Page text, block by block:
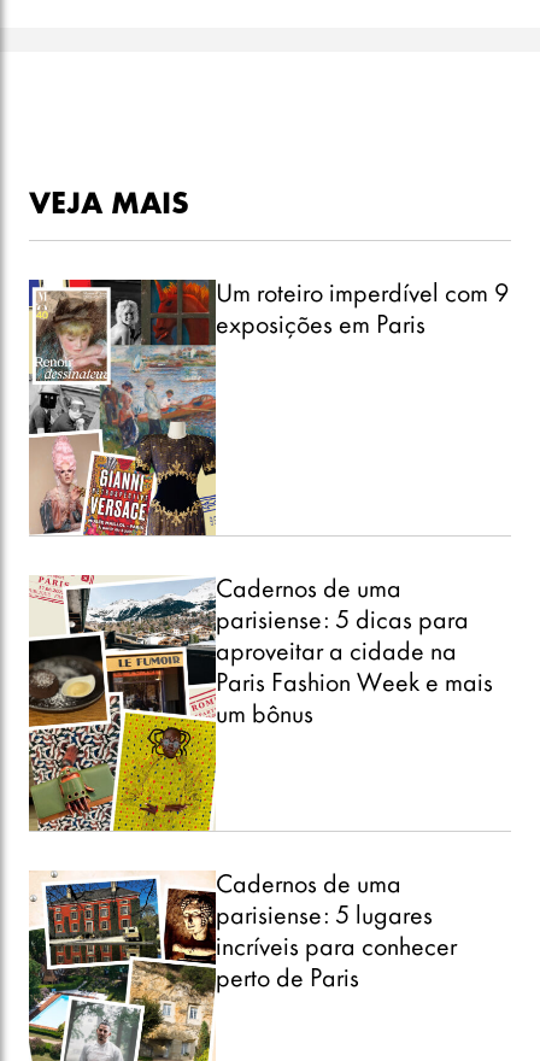
VEJA MAIS
Um roteiro imperdível com 9
exposições em Paris
Cadernos de uma
parisiense: 5 dicas para
aproveitar a cidade na
Paris Fashion Week e mais
um bônus
Cadernos de uma
parisiense: 5 lugares
incríveis para conhecer
perto de Paris